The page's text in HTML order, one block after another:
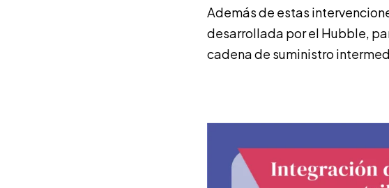
Además de estas
desarrollada por el Hubble,
cadena de suministro